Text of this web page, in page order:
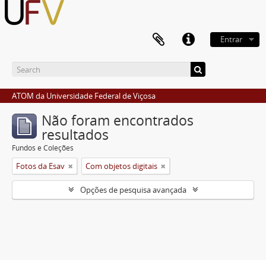
Entrar
ATOM da Universidade Federal de Viçosa
Não foram encontrados
resultados
Fundos e Coleções
Fotos da Esav Com objetos digitais
Opções de pesquisa avançada